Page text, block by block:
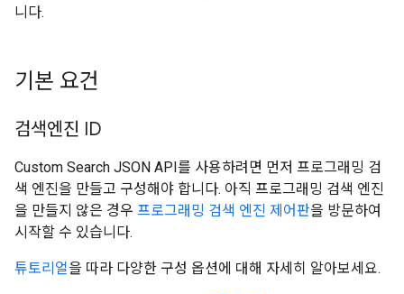
니다.
기본 요건
검색엔진 ID
Custom Search JSON API를 사용하려면 먼저 프로그래밍 검
색 엔진을 만들고 구성해야 합니다. 아직 프로그래밍 검색 엔진
을 만들지 않은 경우 프로그래밍 검색 엔진 제어판을 방문하여
시작할 수 있습니다.
튜토리얼을 따라 다양한 구성 옵션에 대해 자세히 알아보세요.